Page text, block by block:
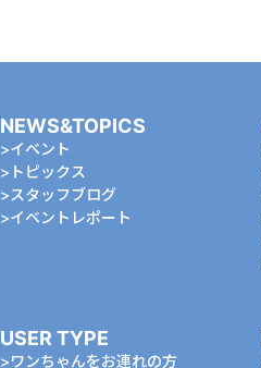
NEWS&TOPICS
イベント
トピックス
スタッフブログ
イベントレポート
USER TYPE
ワンちゃんをお連れの⽅